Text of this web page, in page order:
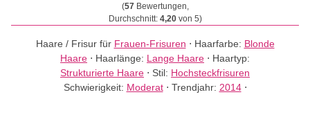
(57Bewertungen,
Durchschnitt: 4,20von 5)
Haare / Frisur für Frauen-Frisuren ⋅ Haarfarbe: Blonde
Haare ⋅ Haarlänge: Lange Haare ⋅ Haartyp:
Strukturierte Haare ⋅ Stil: Hochsteckfrisuren
Schwierigkeit: Moderat⋅ Trendjahr: 2014⋅